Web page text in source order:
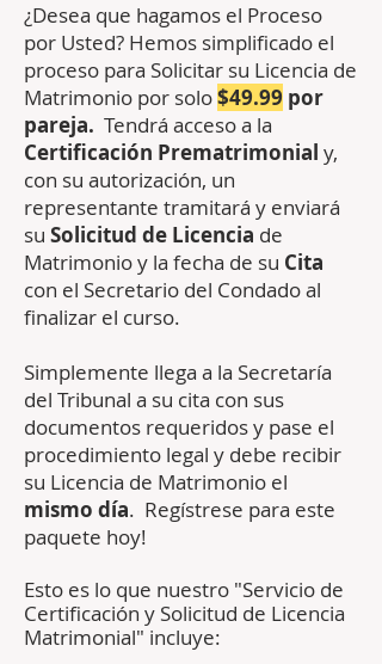
¿Desea que hagamos el Proceso
por Usted? Hemos simplificado el
proceso para Solicitar su Licencia de
Matrimonio por solo$49.99 por
pareja. Tendrá acceso a la
Certificación Prematrimonial y,
con su autorización, un
representante tramitará y enviará
su Solicitud de Licencia de
Matrimonio y la fecha de su Cita
con el Secretario del Condadoal
finalizar el curso.
Simplemente llega a la Secretaría
del Tribunal a su cita con sus
documentos requeridos y pase el
procedimiento legal y debe recibir
su Licencia de Matrimonio el
mismo día. Regístrese para este
paquete hoy!
Esto es lo que nuestro "Servicio de
Certificación y Solicitud de Licencia
Matrimonial" incluye: